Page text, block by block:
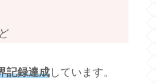
記録達成 しています。